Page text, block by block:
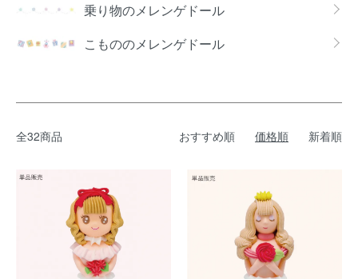
乗り物のメレンゲドール
こもののメレンゲドール
全32商品 おすすめ順 価格順 新着順